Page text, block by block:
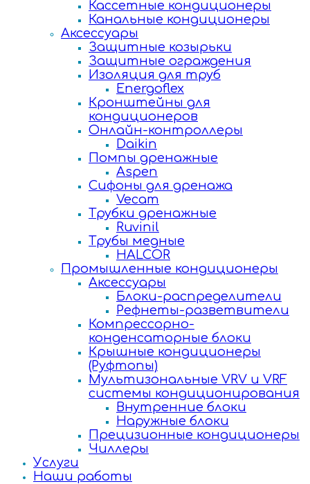
Кассетные кондиционеры
Канальные кондиционеры
Аксессуары
Защитные козырьки
Защитные ограждения
Изоляция для труб
Energoflex
Кронштейны для
кондиционеров
Онлайн-контроллеры
Daikin
Помпы дренажные
Aspen
Сифоны для дренажа
Vecam
Трубки дренажные
Ruvinil
Трубы медные
HALCOR
Промышленные кондиционеры
Аксессуары
Блоки-распределители
Рефнеты-разветвители
Компрессорно-
конденсаторные блоки
Крышные кондиционеры
(Руфтопы)
Мультизональные VRV и VRF
системы кондиционирования
Внутренние блоки
Наружные блоки
Прецизионные кондиционеры
Чиллеры
Услуги
Наши работы